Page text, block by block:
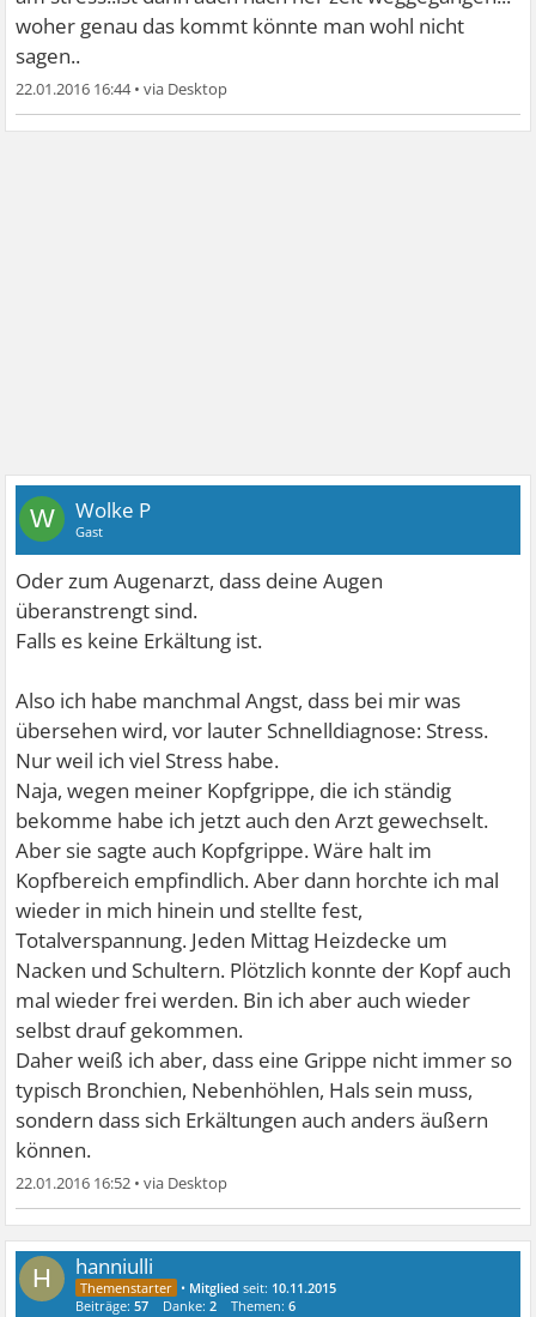
woher genau das kommt könnte man wohl nicht
sagen..
22.01.2016 16:44•
W Wolke P
Gast
Oder zum Augenarzt, dass deine Augen
überanstrengt sind.
Falls es keine Erkältung ist.
Also ich habe manchmal Angst, dass bei mir was
übersehen wird, vor lauter Schnelldiagnose: Stress.
Nur weil ich viel Stress habe.
Naja, wegen meiner Kopfgrippe, die ich ständig
bekomme habe ich jetzt auch den Arzt gewechselt.
Aber sie sagte auch Kopfgrippe. Wäre halt im
Kopfbereich empfindlich. Aber dann horchte ich mal
wieder in mich hinein und stellte fest,
Totalverspannung. Jeden Mittag Heizdecke um
Nacken und Schultern. Plötzlich konnte der Kopf auch
mal wieder frei werden. Bin ich aber auch wieder
selbst drauf gekommen.
Daher weiß ich aber, dass eine Grippe nicht immer so
typisch Bronchien, Nebenhöhlen, Hals sein muss,
sondern dass sich Erkältungen auch anders äußern
können.
22.01.2016 16:52 •
H hanniulli
• Mitglied seit: 10.11.2015
Beiträge:57 Danke:2 Themen:6